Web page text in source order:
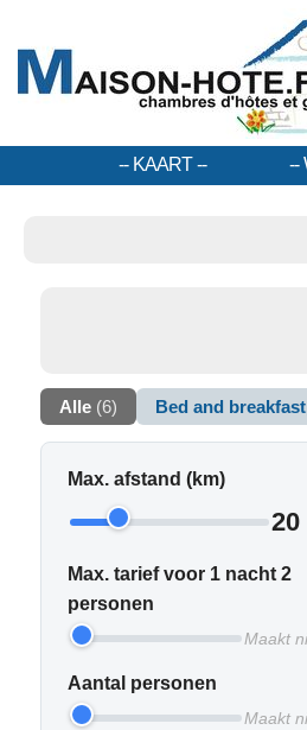
KAART
Alle (6) Bed and
Max. afstand (km)
20
Max. tarief voor 1 nacht 2
personen
Maakt
Aantal personen
Maakt